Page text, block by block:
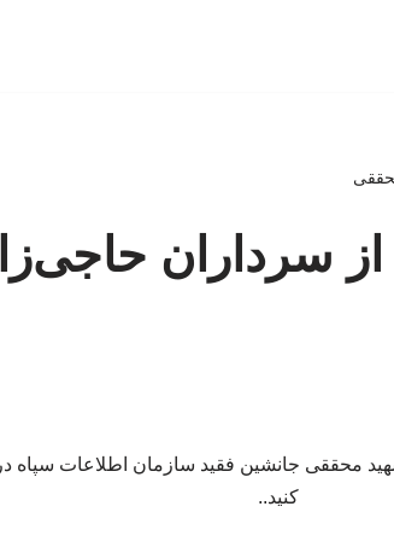
سرداران
محققی جانشین فقید سازمان اطلاعات سپاه
کنید..